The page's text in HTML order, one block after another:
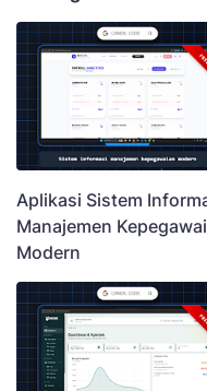
Aplikasi Sistem
Manajemen
Modern